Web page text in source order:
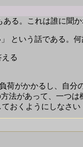
る。これは誰に聞
という話である。何
る
がかかるし、自分
法があって、一つは
ておくようにしなさい